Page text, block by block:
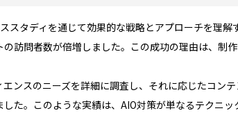
スタディを通じて効果的な戦略とアプローチを理
訪問者数が倍増しました。この成功の理由は、制
ンスのニーズを詳細に調査し、それに応じたコン
た。このような実績は、AIO対策が単なるテクニ